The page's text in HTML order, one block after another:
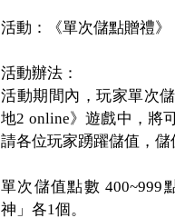
活動：《單次儲點贈禮》
活動辦法：
活動期間內，玩家單次
地2 online》遊戲中，將
請各位玩家踴躍儲值，
單次儲值點數 400~999
神」各1個。